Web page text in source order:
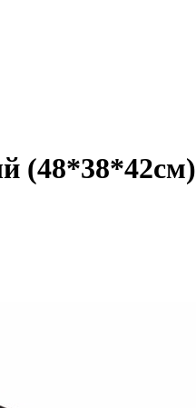
(48*38*42см)